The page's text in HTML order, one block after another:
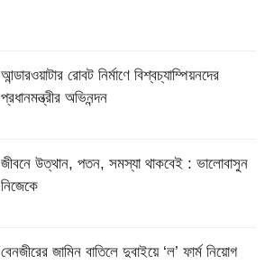
আন্ডারওয়াটার রোবট নির্মাণে বিশ্বচ্যাম্পিয়নদের
প্রধানমন্ত্রীর অভিনন্দন
জীবনে উত্থান, পতন, সমস্যা থাকবেই : ভালোবাসুন
নিজেকে
বেনজীরের জামিন বাতিলে দুবাইয়ে ‌‘ল’ ফার্ম নিয়োগ